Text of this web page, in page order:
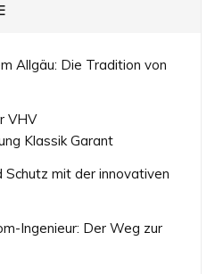
Allgäu: Die Tradition von
VHV
Klassik Garant
Schutz mit der innovativen
Ingenieur: Der Weg zur